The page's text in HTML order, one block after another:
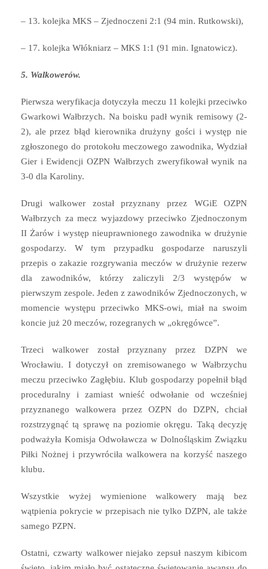
– 13. kolejka MKS – Zjednoczeni 2:1 (94 min. Rutkowski),
– 17. kolejka Włókniarz – MKS 1:1 (91 min. Ignatowicz).
5. Walkowerów.
Pierwsza weryfikacja dotyczyła meczu 11 kolejki przeciwko
Gwarkowi Wałbrzych. Na boisku padł wynik remisowy (2-
2), ale przez błąd kierownika drużyny gości i występ nie
zgłoszonego do protokołu meczowego zawodnika, Wydział
Gier i Ewidencji OZPN Wałbrzych zweryfikował wynik na
3-0 dla Karoliny.
Drugi walkower został przyznany przez WGiE OZPN
Wałbrzych za mecz wyjazdowy przeciwko Zjednoczonym
II Żarów i występ nieuprawnionego zawodnika w drużynie
gospodarzy. W tym przypadku gospodarze naruszyli
przepis o zakazie rozgrywania meczów w drużynie rezerw
dla zawodników, którzy zaliczyli 2/3 występów w
pierwszym zespole. Jeden z zawodników Zjednoczonych, w
momencie występu przeciwko MKS-owi, miał na swoim
koncie już 20 meczów, rozegranych w „okręgówce”.
Trzeci walkower został przyznany przez DZPN we
Wrocławiu. I dotyczył on zremisowanego w Wałbrzychu
meczu przeciwko Zagłębiu. Klub gospodarzy popełnił błąd
proceduralny i zamiast wnieść odwołanie od wcześniej
przyznanego walkowera przez OZPN do DZPN, chciał
rozstrzygnąć tą sprawę na poziomie okręgu. Taką decyzję
podważyła Komisja Odwoławcza w Dolnośląskim Związku
Piłki Nożnej i przywróciła walkowera na korzyść naszego
klubu.
Wszystkie wyżej wymienione walkowery mają bez
wątpienia pokrycie w przepisach nie tylko DZPN, ale także
samego PZPN.
Ostatni, czwarty walkower niejako zepsuł naszym kibicom